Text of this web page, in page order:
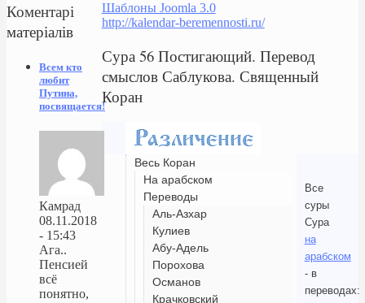
Шаблоны Joomla 3.0
http://kalendar-beremennosti.ru/
Сура 56 Постигающий. Перевод
смыслов Саблукова. Священный
Коран
Весь Коран
На арабском
Переводы
Аль-Азхар
Кулиев
Абу-Адель
Порохова
Османов
Крачковский
Все
суры
Сура
на
арабском
- в
переводах:
Коментарі
матеріалів
Всем кто
любит
Путина,
посвящается!
Камрад
08.11.2018
- 15:43
Ага..
Пенсией
всё
понятно,